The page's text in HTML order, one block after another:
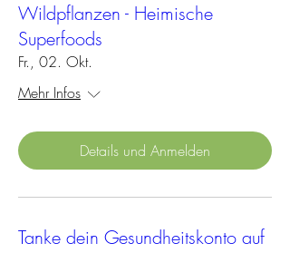
Wildpflanzen - Heimische
Superfoods
Fr., 02. Okt.
Mehr Infos
Details und Anmelden
Tanke dein Gesundheitskonto auf